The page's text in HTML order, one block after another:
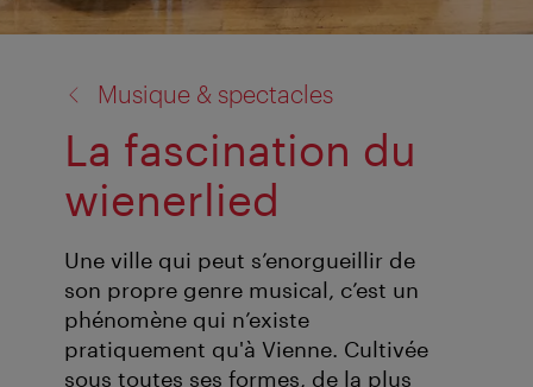
Musique & spectacles
La fascination du
wienerlied
Une ville qui peut s’enorgueillir de
son propre genre musical, c’est un
phénomène qui n’existe
pratiquement qu'à Vienne. Cultivée
sous toutes ses formes, de la plus